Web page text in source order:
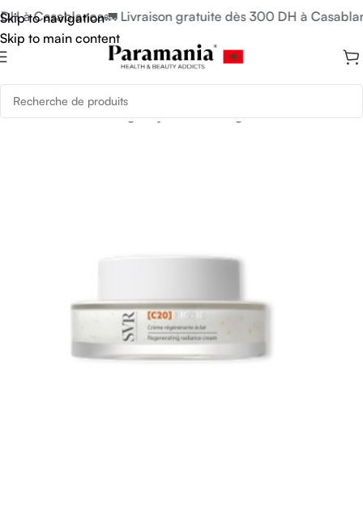
Skip to navigation
Skip to main content
à Casablanca🚛 Livraison gratuite dès 300 DH à
Accueil/Soins du Visage/Hydratant Visage